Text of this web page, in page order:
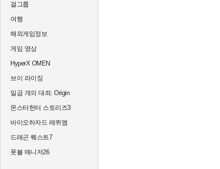
걸그룹
여행
해외게임정보
게임 영상
HyperX OMEN
브이 라이징
일곱 개의 대죄: Origin
몬스터헌터 스토리즈3
바이오하자드 레퀴엠
드래곤 퀘스트7
풋볼 매니저26